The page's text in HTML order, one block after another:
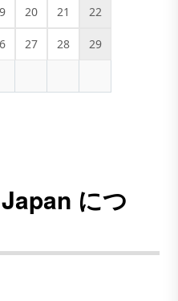
20 21 22
27 28 29
につ